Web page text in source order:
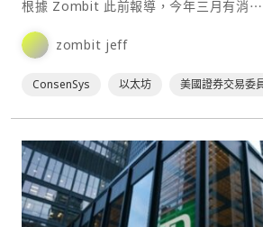
根據 Zombit 此前報導，今年三月有消⋯
zombit jeff
ConsenSys 以太坊 美國證券交易委